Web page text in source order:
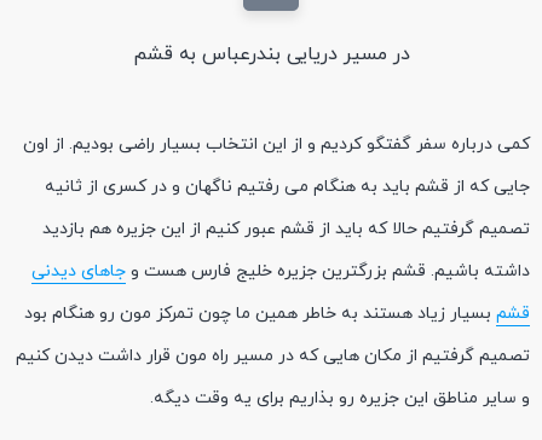
در مسیر دریایی بندرعباس به قشم
کمی درباره سفر گفتگو کردیم و از این انتخاب بسیار راضی بودیم. از اون
جایی که از قشم باید به هنگام می رفتیم ناگهان و در کسری از ثانیه
تصمیم گرفتیم حالا که باید از قشم عبور کنیم از این جزیره هم بازدید
داشته باشیم. قشم بزرگترین جزیره خلیج فارس هست و جاهای دیدنی
قشم بسیار زیاد هستند به خاطر همین ما چون تمرکز مون رو هنگام بود
تصمیم گرفتیم از مکان هایی که در مسیر راه مون قرار داشت دیدن کنیم
و سایر مناطق این جزیره رو بذاریم برای یه وقت دیگه.